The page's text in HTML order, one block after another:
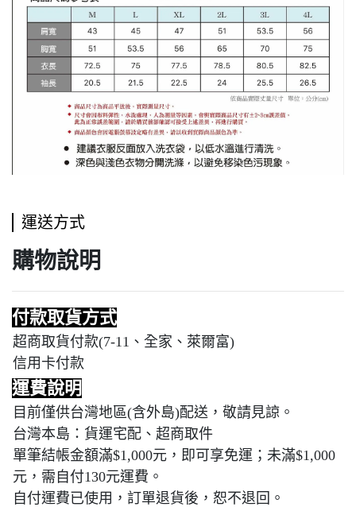
運送方式
購物說明
付款取貨方式
超商取貨付款(7-11、全家、萊爾富)
信用卡付款
運費說明
目前僅供台灣地區(含外島)配送，敬請見諒。
台灣本島：貨運宅配、超商取件
單筆結帳金額滿$1,000元，即可享免運；未滿$1,000
元，需自付130元運費。
自付運費已使用，訂單退貨後，恕不退回。